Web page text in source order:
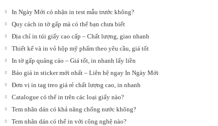
In Ngày Mới có nhận in test mẫu trước không?
Quy cách in tờ gấp mà có thể bạn chưa biết
Địa chỉ in túi giấy cao cấp – Chất lượng, giao nhanh
Thiết kế và in vỏ hộp mỹ phẩm theo yêu cầu, giá tốt
In tờ gấp quảng cáo – Giá tốt, in nhanh lấy liền
Báo giá in sticker mới nhất – Liên hệ ngay In Ngày Mới
Đơn vị in tag treo giá rẻ chất lượng cao, in nhanh
Catalogue có thể in trên các loại giấy nào?
Tem nhãn dán có khả năng chống nước không?
Tem nhãn dán có thể in với công nghệ nào?